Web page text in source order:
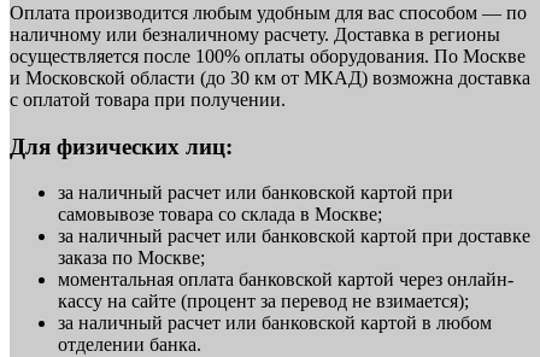
Оплата производится любым удобным для вас способом — по
наличному или безналичному расчету. Доставка в регионы
осуществляется после 100% оплаты оборудования. По Москве
и Московской области (до 30 км от МКАД) возможна доставка
с оплатой товара при получении.
Для физических лиц:
за наличный расчет или банковской картой при
самовывозе товара со склада в Москве;
за наличный расчет или банковской картой при доставке
заказа по Москве;
моментальная оплата банковской картой через онлайн-
кассу на сайте (процент за перевод не взимается);
за наличный расчет или банковской картой в любом
отделении банка.